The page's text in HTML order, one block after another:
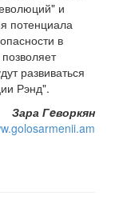
и
потенциала
в
развиваться
Рэнд".
Зара Гeворкян